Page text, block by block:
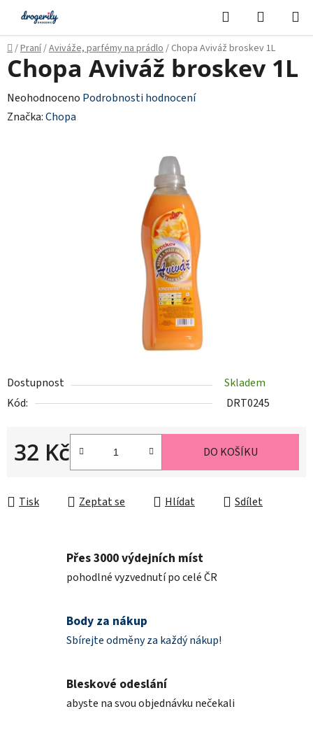
Přejít
obsah
Hledat
KOŠÍK
Domů
/Praní/Aviváže, parfémy na prádlo/ Chopa Aviváž broskev 1L
Dostupnost
Skladem
Kód:
DRT0245
32 Kč DO KOŠÍKU
Tisk Zeptat se Hlídat Sdílet
Chopa Aviváž broskev 1L
Průměrné
hodnocení
Neohodnoceno Podrobnosti hodnocení
Značka:Chopa
Přes 3000 výdejních míst
pohodlné vyzvednutí po celé ČR
Body za nákup
Sbírejte odměny za každý nákup!
Bleskové odeslání
abyste na svou objednávku nečekali